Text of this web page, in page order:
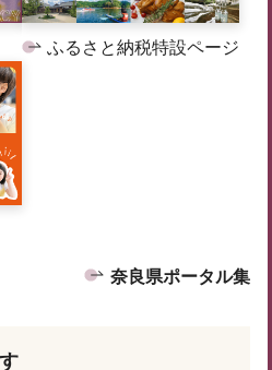
ふるさと納税特設ページ
奈良県ポータル集